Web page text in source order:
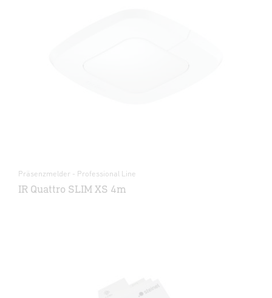
Präsenzmelder - Professional Line
IR Quattro SLIM XS 4m